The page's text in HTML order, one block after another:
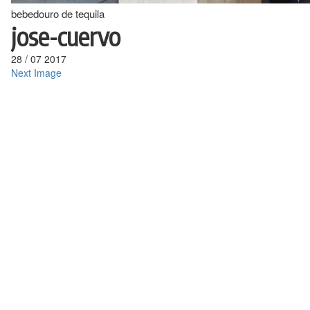
bebedouro de tequila
jose-cuervo
28 / 07 2017
Next Image